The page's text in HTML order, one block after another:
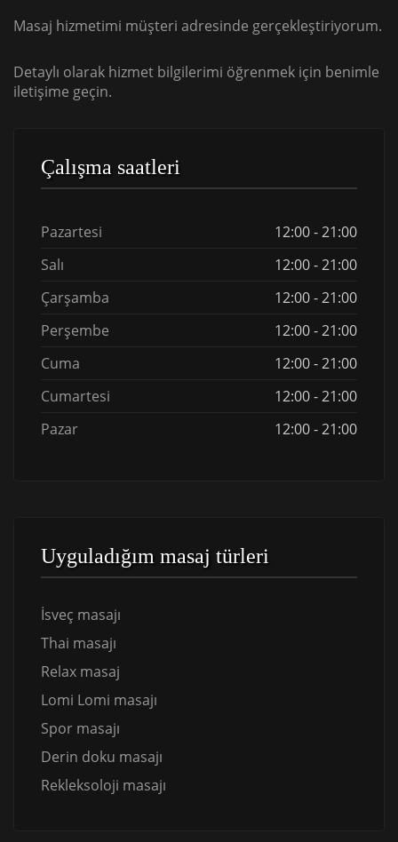
Masaj hizmetimi müşteri adresinde gerçekleştiriyorum.
Detaylı olarak hizmet bilgilerimi öğrenmek için benimle
iletişime geçin.
Çalışma saatleri
Pazartesi
12:00 - 21:00
Salı
12:00 - 21:00
Çarşamba
12:00 - 21:00
Perşembe
12:00 - 21:00
Cuma
12:00 - 21:00
Cumartesi
12:00 - 21:00
Pazar
12:00 - 21:00
Uyguladığım masaj türleri
İsveç masajı
Thai masajı
Relax masaj
Lomi Lomi masajı
Spor masajı
Derin doku masajı
Rekleksoloji masajı